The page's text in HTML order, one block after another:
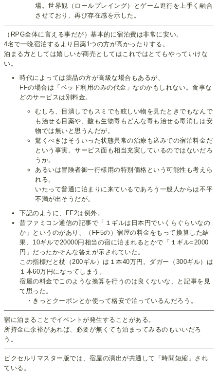
場。世界観（ロールプレイング）とゲーム進行を上手く融合
させており、再び存在感を示した。
（RPG全体に言える事だが）基本的に宿泊費は非常に安い。
4名で一晩宿泊するより目薬1つの方が高かったりする。
泊まる方としては嬉しいが商売としてはこれではとてもやっていけな
い。
時代によっては薬品の方が高級な場合もあるが、
FFの場合は「ベッド利用のみの代金」なのかもしれない。食事な
どのサービスは別料金。
むしろ、目潰しでもスミでも眩しい物を見たときでもなんで
も治せる目薬や、酸も生物毒もどんな毒も治せる毒消しは安
物では無いと思うんだが。
驚くべきはそういった状態異常の治療も込みでの宿泊料金だ
という事実。サービス面も相当充実しているのではないだろ
うか。
あるいは冒険者御一行様用の特別価格という可能性も考えら
れる。
いたって普通に泊まりに来ているであろう一般人からは不平
不満が出そうだが。
下記のように、FF2は例外。
昔ファミコン通信の記事で「１ギルは日本円でいくらぐらいなの
か」というのがあり、（FF5の）宿屋の料金をもって換算した結
果、10ギルで20000円相当の宿に泊まれるとかで「１ギル=2000
円」だったかそんな答えが示されていた。
この指標だと杖（200ギル）は１本40万円。ダガー（300ギル）は
１本60万円になってしまう。
宿屋の料金でこのような換算を行うのは良くないな、と記事を見
て思った。
・きっとクーポンとか使って格安で泊っているんだろう。
宿に泊まることでイベントが発生することがある。
所持金に余裕があれば、必要が無くても泊まってみるのもいいだろ
う。
ピクセルリマスター版では、宿屋の演出が共通して「時間短縮」され
ている。